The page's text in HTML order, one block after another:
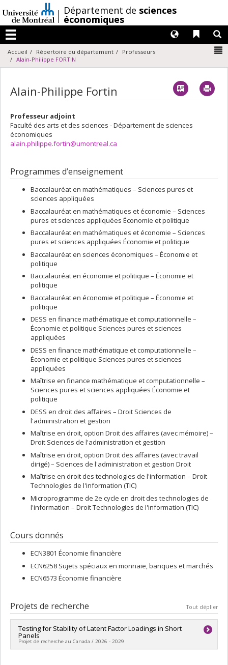
au
contenu
/Département de sciences
économiques
Menu
Liens
Langues
Accueil Répertoire du département
Professeurs
Alain-Philippe FORTIN
Alain-Philippe Fortin Vcard
Professeur adjoint
Faculté des arts et des sciences - Département de sciences
économiques
alain.philippe.fortin@umontreal.ca
Programmes d’enseignement
Baccalauréat en mathématiques – Sciences pures et
sciences appliquées
Baccalauréat en mathématiques et économie – Sciences
pures et sciences appliquées Économie et politique
Baccalauréat en mathématiques et économie – Sciences
pures et sciences appliquées Économie et politique
Baccalauréat en sciences économiques – Économie et
politique
Baccalauréat en économie et politique – Économie et
politique
Baccalauréat en économie et politique – Économie et
politique
DESS en finance mathématique et computationnelle –
Économie et politique Sciences pures et sciences
appliquées
DESS en finance mathématique et computationnelle –
Économie et politique Sciences pures et sciences
appliquées
Maîtrise en finance mathématique et computationnelle –
Sciences pures et sciences appliquées Économie et
politique
DESS en droit des affaires – Droit Sciences de
l'administration et gestion
Maîtrise en droit, option Droit des affaires (avec mémoire) –
Droit Sciences de l'administration et gestion
Maîtrise en droit, option Droit des affaires (avec travail
dirigé) – Sciences de l'administration et gestion Droit
Maîtrise en droit des technologies de l'information – Droit
Technologies de l'information (TIC)
Microprogramme de 2e cycle en droit des technologies de
l'information – Droit Technologies de l'information (TIC)
Cours donnés
ECN3801 Économie financière
ECN6258 Sujets spéciaux en monnaie, banques et marchés
ECN6573 Économie financière
Projets de recherche Tout déplier
Testing for Stability of Latent Factor Loadings in Short
Panels
Projet de recherche au Canada / 2026 - 2029